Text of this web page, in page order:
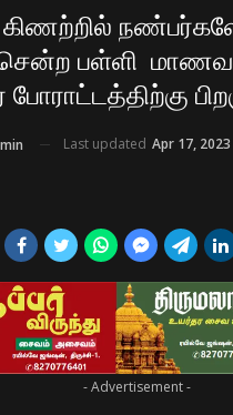
கிணற்றில்
சென்ற பள்ளி
Last updated Apr 17, 2023
- Advertisement -